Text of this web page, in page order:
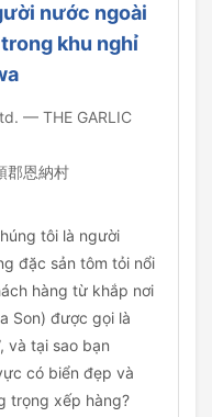
nước ngoài
khu nghỉ
— THE GARLIC
郡恩納村
tôi là người
đặc sản tôm tỏi nổi
hàng từ khắp nơi
Son) được gọi là
và tại sao bạn
có biển đẹp và
trọng xếp hàng?